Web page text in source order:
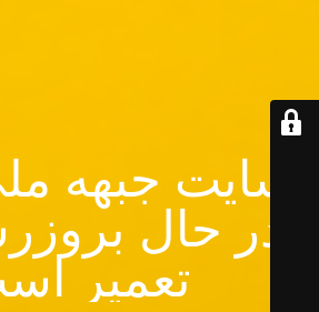
سایت جبهه
در حال
تعمیر